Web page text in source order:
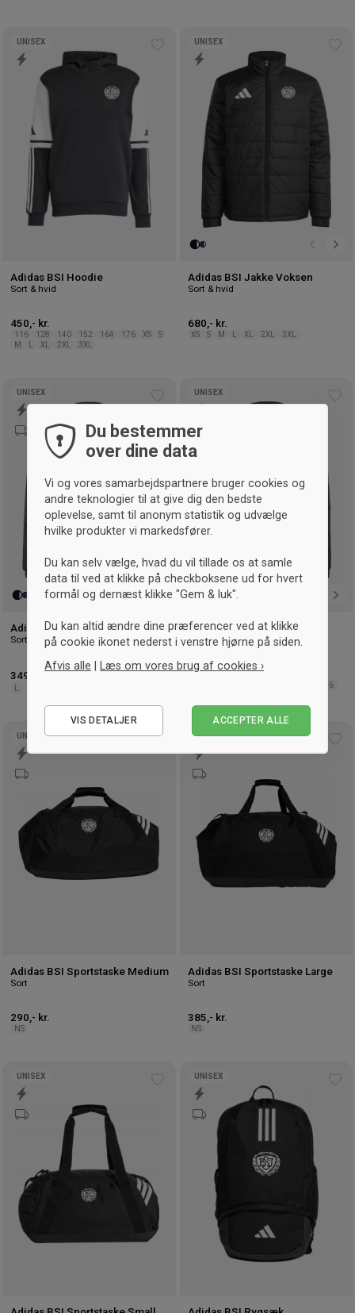
ønskeliste
UNISEX
Adidas BSI Hoodie
Sort & hvid
450,- kr.
116 128 140 152 164 176 XS
S
M
XL 2XL 3XL
UNISEX
Adidas BSI Jakke Voksen
Sort & hvid
680,- kr.
XS S M XL 2XL 3XL
Tilføj
ønskeliste
UNISEX
Adidas BSI Jakke - Tilbud
Sort & hvid
349,- kr.
UNISEX
Adidas BSI Jakke børn
Sort & hvid
585,- kr.
176
ønskeliste
UNISEX
Adidas BSI Sportstaske Medium
Sort
290,- kr.
NS
UNISEX
Adidas BSI Sportstaske Large
Sort
385,- kr.
NS
ønskeliste
UNISEX UNISEX
Du bestemmer
over dine data
Vi og vores samarbejdspartnere bruger cookies og
andre teknologier til at give dig den bedste
oplevelse, samt til anonym statistik og udvælge
hvilke produkter vi markedsfører.
Du kan selv vælge, hvad du vil tillade os at samle
data til ved at klikke på checkboksene ud for hvert
formål og dernæst klikke "Gem & luk".
Du kan altid ændre dine præferencer ved at klikke
på cookie ikonet nederst i venstre hjørne på siden.
Afvis alle
Læs om vores brug af cookies ›
Statistiske
VIS DETALJER ACCEPTER ALLE